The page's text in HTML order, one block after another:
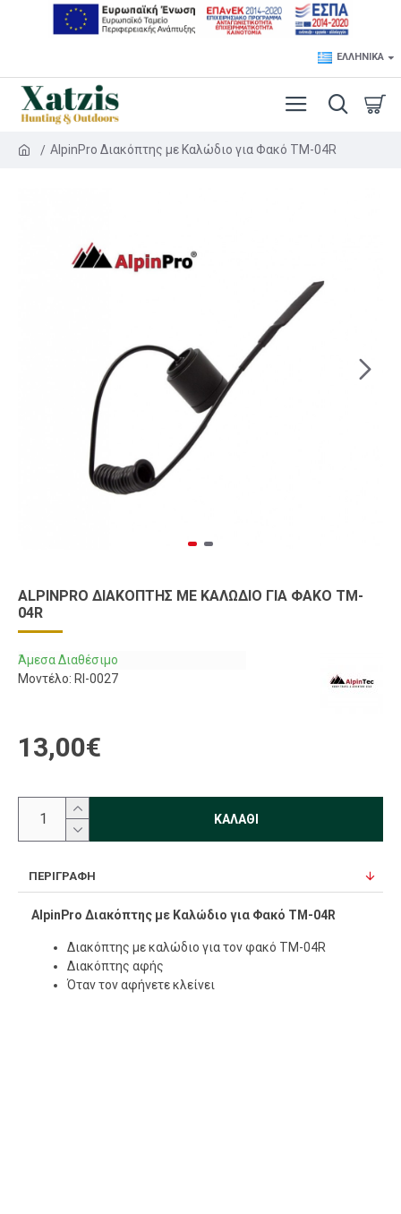
ΕΛΛΗΝΙΚΆ
AlpinPro Διακόπτης με Καλώδιο για Φακό TM-04R
ALPINPRO ΔΙΑΚΌΠΤΗΣ ΜΕ ΚΑΛΏΔΙΟ ΓΙΑ ΦΑΚΌ TM-
04R
Άμεσα Διαθέσιμο
Μοντέλο: RI-0027
13,00€
ΚΑΛΆΘΙ
ΠΕΡΙΓΡΑΦΉ
AlpinPro Διακόπτης με Καλώδιο για Φακό TM-04R
Διακόπτης με καλώδιο για τον φακό TM-04R
Διακόπτης αφής
Όταν τον αφήνετε κλείνει